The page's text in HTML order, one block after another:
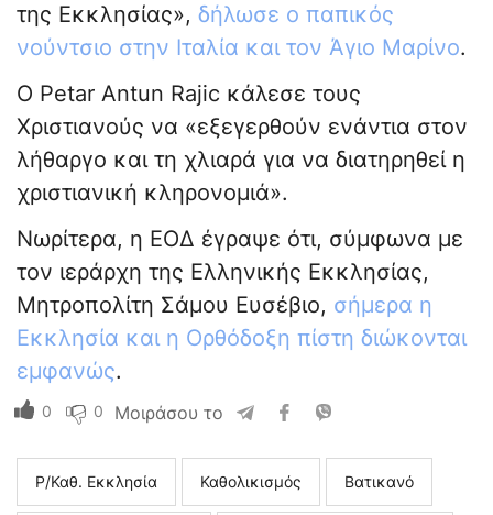
της Εκκλησίας», δήλωσε ο παπικός
νούντσιο στην Ιταλία και τον Άγιο Μαρίνο.
Ο Petar Antun Rajic κάλεσε τους
Χριστιανούς να «εξεγερθούν ενάντια στον
λήθαργο και τη χλιαρά για να διατηρηθεί η
χριστιανική κληρονομιά».
Νωρίτερα, η ΕΟΔ έγραψε ότι, σύμφωνα με
τον ιεράρχη της Ελληνικής Εκκλησίας,
Μητροπολίτη Σάμου Ευσέβιο, σήμερα η
Εκκλησία και η Ορθόδοξη πίστη διώκονται
εμφανώς.
0 0 Μοιράσου το
Ρ/Καθ. Εκκλησία Καθολικισμός Βατικανό